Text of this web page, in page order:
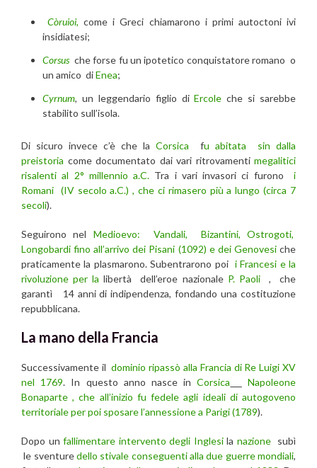
Còruioi, come i Greci chiamarono i primi autoctoni ivi
insidiatesi;
Corsus che forse fu un ipotetico conquistatore romano o
un amico diEnea;
Cyrnum, un leggendario figlio diErcole che si sarebbe
stabilito sull’isola.
Di sicuro invece c’è che la Corsica fu abitata sin dalla
preistoria come documentato dai vari ritrovamenti megalitici
risalenti al 2° millennio a.C. Tra i vari invasori ci furono i
Romani (IV secolo a.C.) , che ci rimasero più a lungo (circa 7
secoli).
Seguirono nel Medioevo: Vandali, Bizantini, Ostrogoti,
Longobardi fino all’arrivo dei Pisani (1092) e dei Genovesiche
praticamente la plasmarono. Subentrarono poi i Francesi e la
rivoluzione per la libertà dell’eroe nazionale P. Paoli, che
garantì 14 anni di indipendenza, fondando una costituzione
repubblicana.
La mano della Francia
Successivamente ildominio ripassò alla Francia di Re Luigi XV
nel 1769. In questo anno nasce inCorsica
Napoleone
Bonaparte , che all’inizio fu fedele agli ideali di autogoveno
territoriale per poi sposare l’annessione a Parigi (1789).
Dopo unfallimentare intervento degli Inglesila nazione subì
le sventuredello stivale conseguenti alla due guerre mondiali,